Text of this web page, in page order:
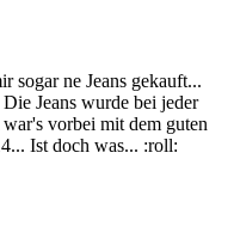
sogar ne Jeans gekauft...
Jeans wurde bei jeder
vorbei mit dem guten
Ist doch was... :roll: